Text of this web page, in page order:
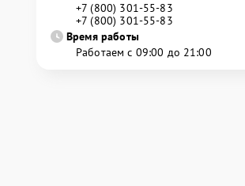
+7 (800) 301-55-83
+7 (800) 301-55-83
Время работы
Работаем с 09:00 до 21:00